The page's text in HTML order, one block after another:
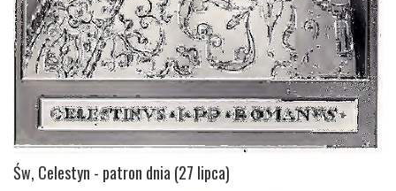
Św, Celestyn - patron dnia (27 lipca)